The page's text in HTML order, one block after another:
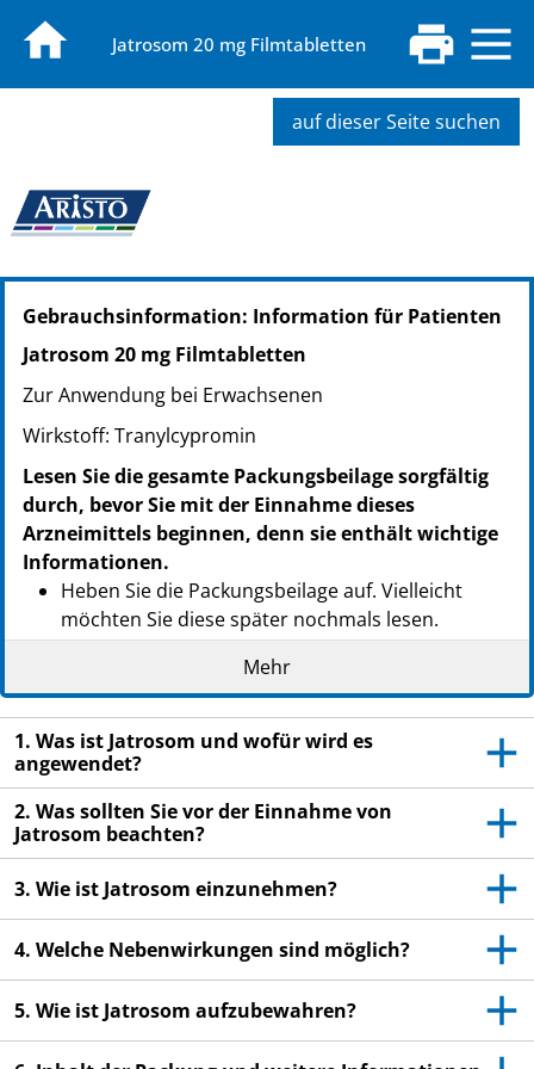
Jatrosom 20 mg Filmtabletten
auf dieser Seite suchen
PZN: 00911693
PPN: 110091169373
PZN: 07781348
PZN: 07795505
PPN: 110779550510
PZN: 14410724
PPN: 111441072409
Gebrauchsinformation: Information für Patienten
Jatrosom 20 mg Filmtabletten
Zur Anwendung bei Erwachsenen
Wirkstoff: Tranylcypromin
Lesen Sie die gesamte Packungsbeilage sorgfältig
durch, bevor Sie mit der Einnahme dieses
Arzneimittels beginnen, denn sie enthält wichtige
Informationen.
Heben Sie die Packungsbeilage auf. Vielleicht
möchten Sie diese später nochmals lesen.
Wenn Sie weitere Fragen haben, wenden Sie sich
an Ihren Arzt oder Apotheker.
Dieses Arzneimittel wurde Ihnen persönlich
verschrieben. Geben Sie es nicht an Dritte weiter.
Es kann anderen Menschen schaden, auch wenn
diese die gleichen Beschwerden haben wie Sie.
Wenn Sie Nebenwirkungen bemerken, wenden Sie
sich an Ihren Arzt oder Apotheker. Dies gilt auch
für Nebenwirkungen, die nicht in dieser
Packungsbeilage angegeben sind. Siehe Abschnitt
Mehr
1. Was ist Jatrosom und wofür wird es
angewendet?
2. Was sollten Sie vor der Einnahme von
Jatrosom beachten?
3. Wie ist Jatrosom einzunehmen?
4. Welche Nebenwirkungen sind möglich?
5. Wie ist Jatrosom aufzubewahren?